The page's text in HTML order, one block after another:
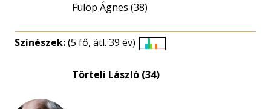
Fülöp Ágnes (38)
Színészek:(5 fő, átl. 39 év)
eloszlás
Törteli László (34)